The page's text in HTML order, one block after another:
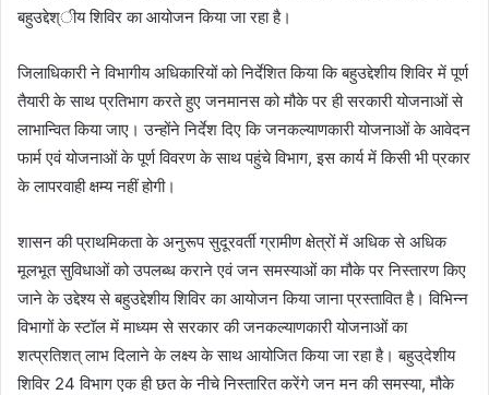
बहुउद्देश्ीय शिविर का आयोजन किया जा रहा है।
जिलाधिकारी ने विभागीय अधिकारियों को निर्देशित किया कि बहुउद्देशीय शिविर में पूर्ण
तैयारी के साथ प्रतिभाग करते हुए जनमानस को मौके पर ही सरकारी योजनाओं से
लाभान्वित किया जाए। उन्होंने निर्देश दिए कि जनकल्याणकारी योजनाओं के आवेदन
फार्म एवं योजनाओं के पूर्ण विवरण के साथ पहुंचे विभाग, इस कार्य में किसी भी प्रकार
के लापरवाही क्षम्य नहीं होगी।
शासन की प्राथमिकता के अनुरूप सुदूरवर्ती ग्रामीण क्षेत्रों में अधिक से अधिक
मूलभूत सुविधाओं को उपलब्ध कराने एवं जन समस्याओं का मौके पर निस्तारण किए
जाने के उद्देश्य से बहुउद्देशीय शिविर का आयोजन किया जाना प्रस्तावित है। विभिन्न
विभागों के स्टॉल में माध्यम से सरकार की जनकल्याणकारी योजनाओं का
शत्प्रतिशत् लाभ दिलाने के लक्ष्य के साथ आयोजित किया जा रहा है। बहुउ्देशीय
शिविर 24 विभाग एक ही छत के नीचे निस्तारित करेंगे जन मन की समस्या, मौके